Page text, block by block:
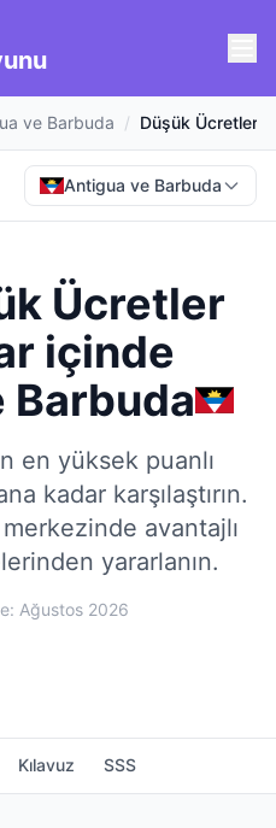
ve Barbuda / Düşük Ücretler
Antigua ve Barbuda
Ücretler
içinde
Barbuda
en yüksek puanlı
kadar karşılaştırın.
avantajlı
yararlanın.
Ağustos 2026
Kılavuz SSS